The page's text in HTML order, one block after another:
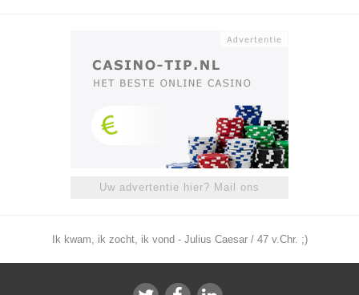
Uw advertentie hier? Mail ons
Ik kwam, ik zocht, ik vond - Julius Caesar / 47 v.Chr. ;)